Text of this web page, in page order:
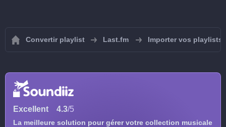
Convertir playlist Last.fm Importer vos playlists
Excellent 4.3/5
La meilleure solution pour gérer votre collection musicale